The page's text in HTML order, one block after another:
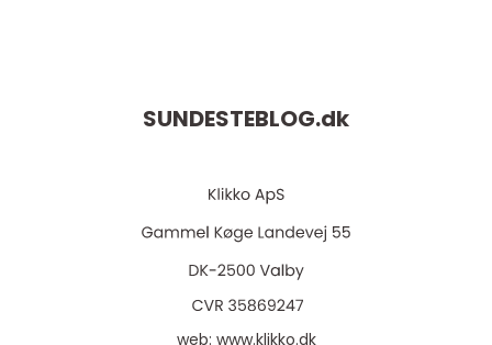
SUNDESTEBLOG.dk
web: www.klikko.dk